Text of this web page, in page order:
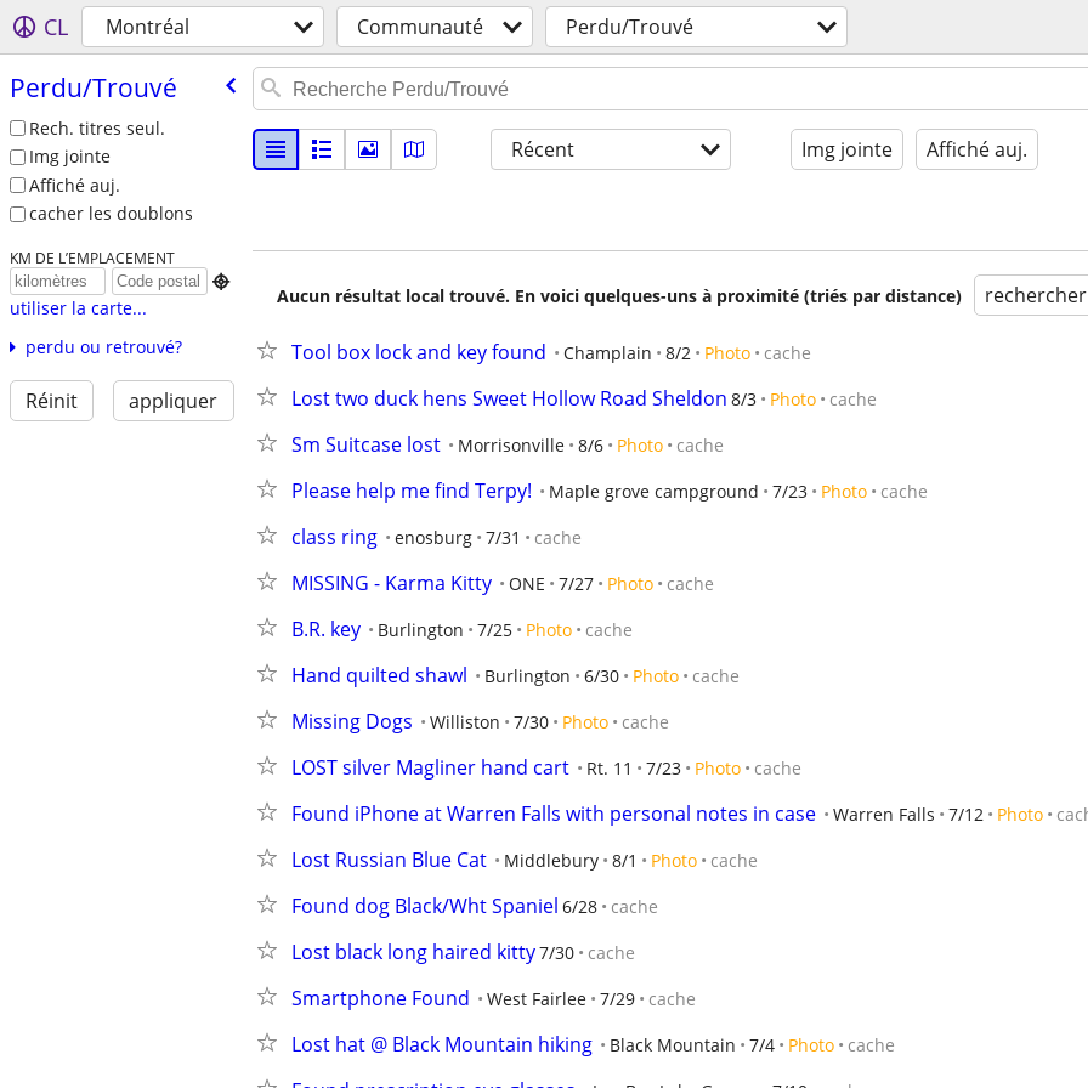
CL Montréal Communauté Perdu/Trouvé
Perdu/​Trouvé
Rech. titres seul.
Img jointe
Affiché auj.
cacher les doublons
KM DE L’EMPLACEMENT

utiliser la carte...
perdu ou retrouvé?
Réinit appliquer
Récent Img jointe Affiché auj.
Aucun résultat local trouvé. En voici quelques-uns à proximité (triés par distance)
Tool box lock and key found Champlain 8/2 Photo cache
Lost two duck hens Sweet Hollow Road Sheldon 8/3 Photo cache
Sm Suitcase lost Morrisonville 8/6 Photo cache
Please help me find Terpy! Maple grove campground 7/23 Photo cache
class ring enosburg 7/31 cache
MISSING - Karma Kitty ONE 7/27 Photo cache
B.R. key Burlington 7/25 Photo cache
Hand quilted shawl Burlington 6/30 Photo cache
Missing Dogs Williston 7/30 Photo cache
LOST silver Magliner hand cart Rt. 11 7/23 Photo cache
Found iPhone at Warren Falls with personal notes in case Warren Falls 7/12 Photo
Lost Russian Blue Cat Middlebury 8/1 Photo cache
Found dog Black/Wht Spaniel 6/28 cache
Lost black long haired kitty7/30 cache
Smartphone Found West Fairlee 7/29 cache
Lost hat @ Black Mountain hiking Black Mountain 7/4 Photo cache